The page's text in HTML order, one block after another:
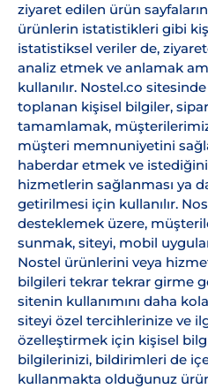
ziyaret edilen ürün
ürünlerin istatistikleri gibi
istatistiksel veriler de,
analiz etmek ve anlamak
kullanılır. Nostel.co
toplanan kişisel bilgiler,
tamamlamak,
müşteri memnuniyetini
haberdar etmek ve
hizmetlerin sağlanması ya
getirilmesi için kullanılır.
desteklemek üzere,
sunmak, siteyi, mobil
Nostel ürünlerini veya
bilgileri tekrar tekrar girme
sitenin kullanımını daha
siteyi özel tercihlerinize ve
özelleştirmek için kişisel
bilgilerinizi, bildirimleri de
kullanmakta olduğunuz